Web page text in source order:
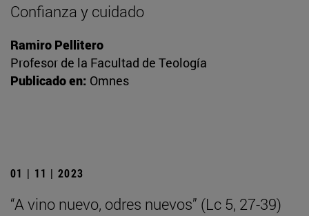
Confianza y cuidado
Ramiro Pellitero
Profesor de la Facultad de Teología
Publicado en: Omnes
01 | 11 | 2023
“A vino nuevo, odres nuevos” (Lc 5, 27-39)